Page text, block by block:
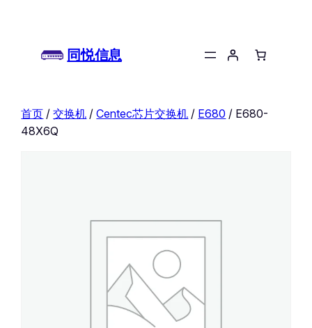
同悦信息
首页 /交换机 /Centec芯片交换机 / E680 / E680-
48X6Q